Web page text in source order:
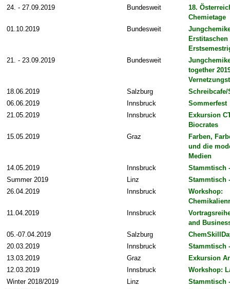
24. - 27.09.2019
Bundesweit
18.
Chemietage
01.10.2019
Bundesweit
Erstitaschen
21. - 23.09.2019
Bundesweit
together
18.06.2019
Salzburg
06.06.2019
Innsbruck
Sommerfest
21.05.2019
Innsbruck
Exkursion
Biocrates
15.05.2019
Graz
Farben,
und die
Medien
14.05.2019
Innsbruck
Stammtisch
Summer 2019
Linz
Stammtisch
26.04.2019
Innsbruck
Workshop:
11.04.2019
Innsbruck
and
05.-07.04.2019
Salzburg
20.03.2019
Innsbruck
Stammtisch
13.03.2019
Graz
Exkursion
12.03.2019
Innsbruck
Workshop:
Winter 2018/2019
Linz
Stammtisch